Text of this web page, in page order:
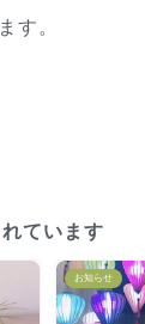
す。
ています
お知らせ